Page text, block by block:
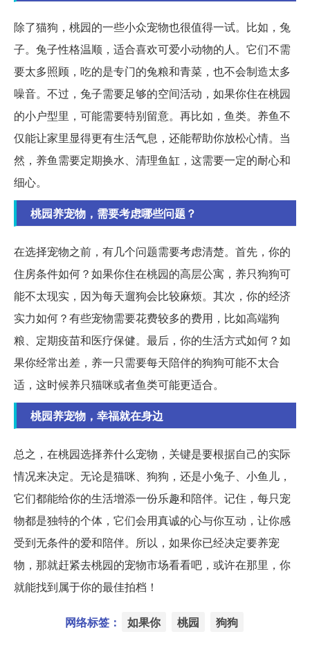
除了猫狗，桃园的一些小众宠物也很值得一试。比如，兔
子。兔子性格温顺，适合喜欢可爱小动物的人。它们不需
要太多照顾，吃的是专门的兔粮和青菜，也不会制造太多
噪音。不过，兔子需要足够的空间活动，如果你住在桃园
的小户型里，可能需要特别留意。再比如，鱼类。养鱼不
仅能让家里显得更有生活气息，还能帮助你放松心情。当
然，养鱼需要定期换水、清理鱼缸，这需要一定的耐心和
细心。
桃园养宠物，需要考虑哪些问题？
在选择宠物之前，有几个问题需要考虑清楚。首先，你的
住房条件如何？如果你住在桃园的高层公寓，养只狗狗可
能不太现实，因为每天遛狗会比较麻烦。其次，你的经济
实力如何？有些宠物需要花费较多的费用，比如高端狗
粮、定期疫苗和医疗保健。最后，你的生活方式如何？如
果你经常出差，养一只需要每天陪伴的狗狗可能不太合
适，这时候养只猫咪或者鱼类可能更适合。
桃园养宠物，幸福就在身边
总之，在桃园选择养什么宠物，关键是要根据自己的实际
情况来决定。无论是猫咪、狗狗，还是小兔子、小鱼儿，
它们都能给你的生活增添一份乐趣和陪伴。记住，每只宠
物都是独特的个体，它们会用真诚的心与你互动，让你感
受到无条件的爱和陪伴。所以，如果你已经决定要养宠
物，那就赶紧去桃园的宠物市场看看吧，或许在那里，你
就能找到属于你的最佳拍档！
网络标签： 如果你 桃园 狗狗